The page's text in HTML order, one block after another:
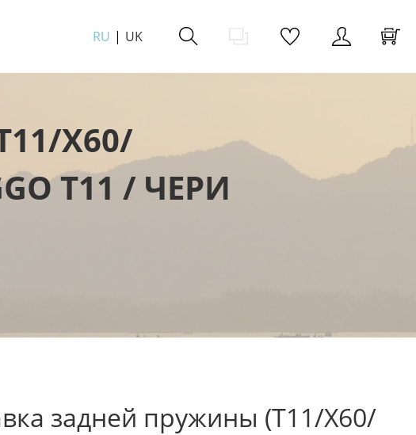
RU UK
X60/
Т11 / ЧЕРИ
задней пружины (T11/X60/